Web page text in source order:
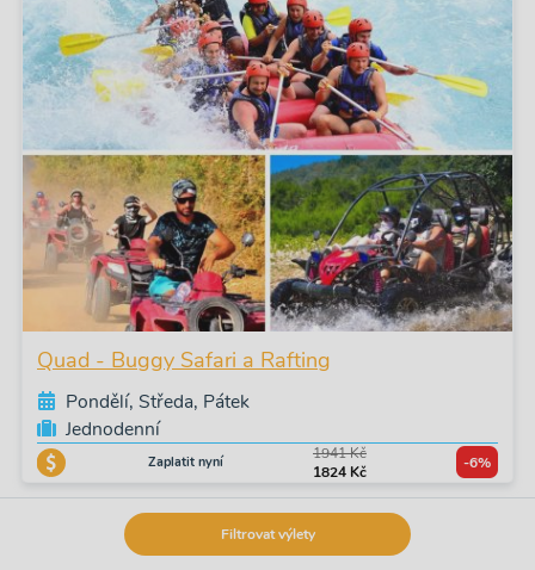
Filtrovat výlety
Quad - Buggy Safari a Rafting
Pondělí, Středa, Pátek
Jednodenní
Zaplatit nyní
1941 Kč
1824 Kč
-6%